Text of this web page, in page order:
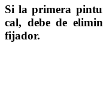
Si la primera
cal, debe de
fijador.